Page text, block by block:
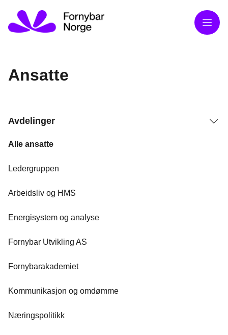
Meny
Ansatte
Avdelinger
Alle ansatte
Ledergruppen
Arbeidsliv og HMS
Energisystem og analyse
Fornybar Utvikling AS
Fornybarakademiet
Kommunikasjon og omdømme
Næringspolitikk